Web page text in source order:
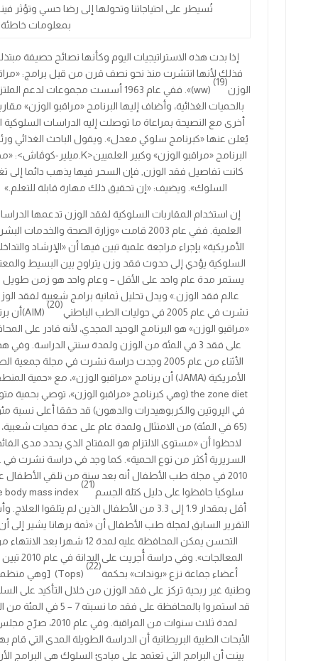
تُسيطر على احتياجاتنا وتحولها إلى رضا حسي وتؤثر
بمعلومات
إذا بدت هذه الاستراتيجيات اليوم وكأنها نصائح حصيفة
فذلك لأنها انتشرت منذ نحو نصف قرن من قبل برامج: «
الوزن
(19)
(ww)». ففي عام 1963 أسست مجموعات لدعم
بالحميات الغذائية، وأضاف إليها البرنامج «مراقبو الوزن»
أخرى مع النصيحة بمراعاة ما توصلت إليه الدراسات السلوكية
يُعلن عنها «كبرنامج سلوكي معدل». ويقول الباحث الغذائي
البرنامج «مراقبو الوزن» وكبير العلميين<
K ميلير-كوڤاش>
:
كانت تفاصيل فقد الوزن, فإن السحر فيها يذهب دائما إلى
السلوك». ويضيف: «إن تحقيق ذلك مهارة قابلة للتعلم.»
إن استخدام المقاربات السلوكية لفقد الوزن تدعمها
العلمية. ففي عام 2003 قامت «وزارة الصحة والخدمات
الأمريكية» بإجراء مراجعة علمية تبين فيها أن «الإرشاد
السلوكية يؤدي إلى حدوث فقد وزن يتراوح بين البسيط
يستمر مدة عام واحد على الأقل – وعام واحد هو زمن
عالم فقد الوزن.» ويدل تحليل ثمانية برامج شعبية لفقد
نشرت في عام 2005في حوليات الطب الباطني
(20)
(AIM)
أن
«مراقبو الوزن» هو البرنامج الوحيد المجدي، لأنه قادر على
على فقد 3 في المئة من الوزن ولمدة سنتي الدراسة. وفي
الأثناء من عام 2005 وجدت دراسة نشرت في مجلة جمعية
الأمريكية (JAMA)
أن برنامج «مراقبو الوزن»، مع «حمية
the zone diet(وهي كبرنامج «مراقبو الوزن»، توصي بحمية
في الپروتين والكربوهيدرات والدهون) قد حققا أعلى نسبة
(
65 في المئة) من الامتثال ولمدة عام على عدة حميات
لاحظوا أن «مستوى الالتزام هو المفتاح الذي يحدد مدى
السريرية أكثر من نوع الحمية». كما وجد في دراسة نشرت في
2010في مجلة طب الأطفال أنه بعد سنة من تلقي الأطفال
سلوكيا حافظوا على دليل كتلة الجسم
(21)
body mass index
أقل بمقدار 1.9 إلى 3.3 من الأطفال الذين لم يتلقوا العلاج.
التقرير السابق لمجلة طب الأطفال أن «ثمة برهانا يشير إلى
التحسن يمكن المحافظة عليه لمدة 12شهرا بعد الانتهاء
المعالجات». وفي دراسة أُجريت على البدانة في عام 2010
أعضاء جماعة نزع «بوندات» بحكمة
(22)
(Tops)
[وهي
وطنية غير ربحية تركز على فقد الوزن من خلال التأكيد على
قد استمروا بالمحافظة على فقد ما نسبته7 – 5
في المئة من
لمدة ثلاث سنوات من المراقبة. وفي عام 2010، صرّح
الأبحاث الطبية البريطانية أن الدراسة الطويلة المدى التي قام
بينت أن البرامج التي تعتمد على مبادئ السلوك هي البرامج